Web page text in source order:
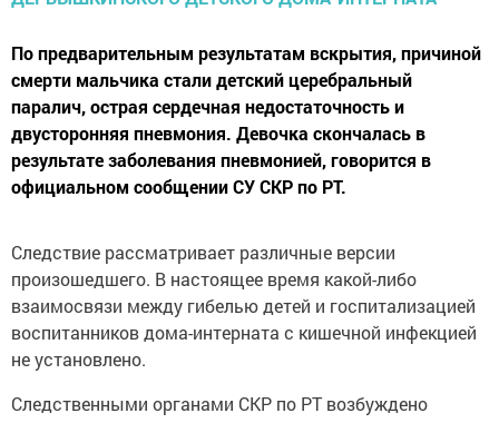
По предварительным результатам вскрытия, причиной
смерти мальчика стали детский церебральный
паралич, острая сердечная недостаточность и
двусторонняя пневмония. Девочка скончалась в
результате заболевания пневмонией, говорится в
официальном сообщении СУ СКР по РТ.
Следствие рассматривает различные версии
произошедшего. В настоящее время какой-либо
взаимосвязи между гибелью детей и госпитализацией
воспитанников дома-интерната с кишечной инфекцией
не установлено.
Следственными органами СКР по РТ возбуждено